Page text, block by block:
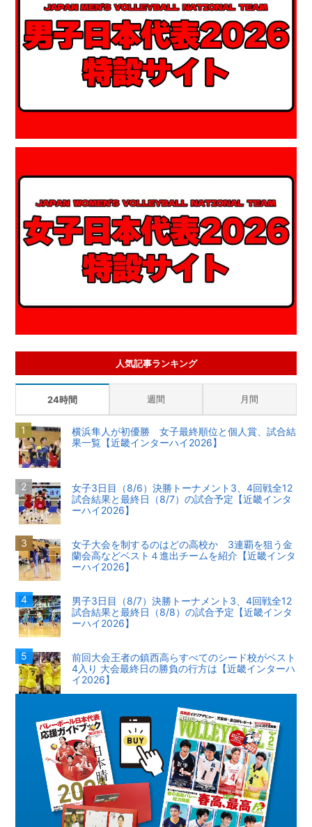
人気記事ランキング
24時間 週間 月間
横浜隼人が初優勝 女子最終順位と個人賞、試合結
果一覧【近畿インターハイ2026】
女子3日目（8/6）決勝トーナメント3、4回戦全12
試合結果と最終日（8/7）の試合予定【近畿インタ
ーハイ2026】
女子大会を制するのはどの高校か 3連覇を狙う金
蘭会高などベスト４進出チームを紹介【近畿インタ
ーハイ2026】
男子3日目（8/7）決勝トーナメント3、4回戦全12
試合結果と最終日（8/8）の試合予定【近畿インタ
ーハイ2026】
前回大会王者の鎮西高らすべてのシード校がベスト
4入り 大会最終日の勝負の行方は【近畿インターハ
イ2026】